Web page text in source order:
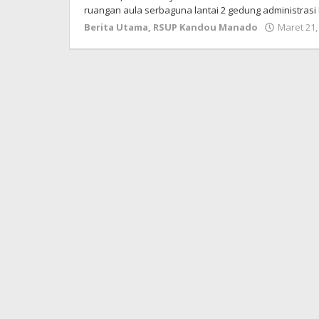
ruangan aula serbaguna lantai 2 gedung administrasi
Berita Utama, RSUP Kandou Manado Maret